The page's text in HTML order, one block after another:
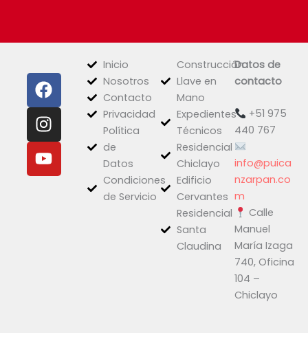
F
a
c
e
b
o
o
I
n
s
t
a
g
r
Y
o
u
t
u
b
e
Inicio
Nosotros
Contacto
Privacidad
Política
de
Datos
Condiciones
de Servicio
Construcción
Llave en
Mano
Expedientes
Técnicos
Residencial
Chiclayo
Edificio
Cervantes
Residencial
Santa
Claudina
Datos de
contacto
+51 975
440 767
info@puica
nzarpan.co
m
Calle
Manuel
María Izaga
740, Oficina
104 –
Chiclayo